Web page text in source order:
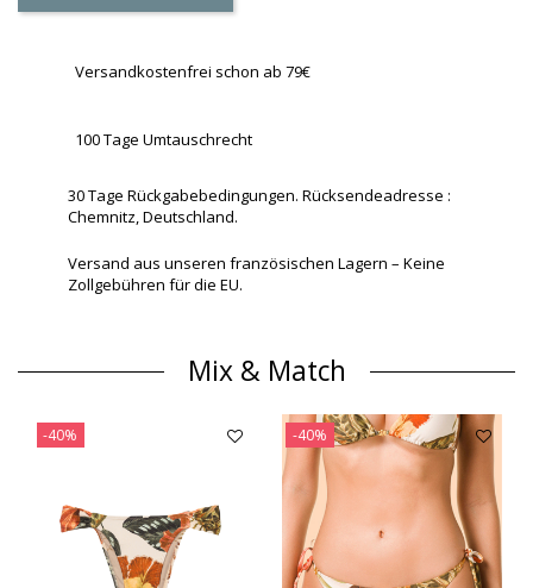
Versandkostenfrei schon ab 79€
100 Tage Umtauschrecht
30 Tage Rückgabebedingungen. Rücksendeadresse :
Chemnitz, Deutschland.
Versand aus unseren französischen Lagern – Keine
Zollgebühren für die EU.
Mix & Match
-40% -40%